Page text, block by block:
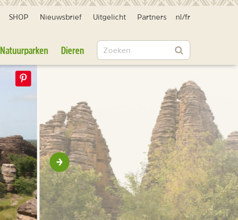
SHOP Nieuwsbrief Uitgelicht Partners nl /fr
Natuurparken Dieren Zoeken
Zoeken
Volgende